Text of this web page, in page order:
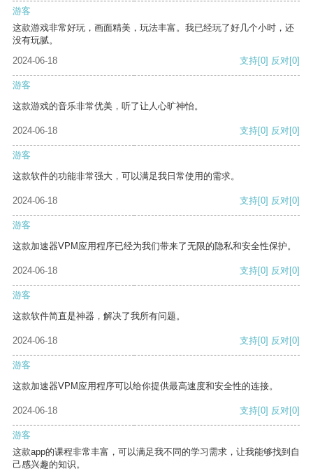
游客
这款游戏非常好玩，画面精美，玩法丰富。我已经玩了好几个小时，还
没有玩腻。
2024-06-18
支持[0] 反对[0]
游客
这款游戏的音乐非常优美，听了让人心旷神怡。
2024-06-18 支持[0] 反对[0]
游客
这款软件的功能非常强大，可以满足我日常使用的需求。
2024-06-18 支持[0] 反对[0]
游客
这款加速器VPM应用程序已经为我们带来了无限的隐私和安全性保护。
2024-06-18 支持[0] 反对[0]
游客
这款软件简直是神器，解决了我所有问题。
2024-06-18 支持[0] 反对[0]
游客
这款加速器VPM应用程序可以给你提供最高速度和安全性的连接。
2024-06-18 支持[0] 反对[0]
游客
这款app的课程非常丰富，可以满足我不同的学习需求，让我能够找到自
己感兴趣的知识。